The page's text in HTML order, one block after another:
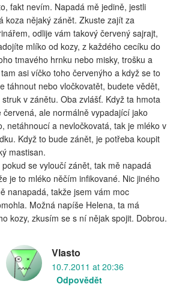
fakt nevím. Napadá mě jedině, jestli
koza nějaký zánět. Zkuste zajít za
odlije vám takový červený sajrajt,
mlíko od kozy, z každého cecíku do
tmavého hrnku nebo misky, trošku a
asi víčko toho červenýho a když se to
táhnout nebo vločkovatět, budete vědět,
struk v zánětu. Oba zvlášť. Když ta hmota
červená, ale normálně vypadající jako
netáhnoucí a nevločkovatá, tak je mléko v
Když to bude zánět, je potřeba koupit
mastisan.
pokud se vyloučí zánět, tak mě napadá
je to mléko něčím infikované. Nic jiného
nanapadá, takže jsem vám moc
Možná napíše Helena, ta má
kozy, zkusím se s ní nějak spojit. Dobrou.
Vlasto
10.7.2011 at 20:36
Odpovědět